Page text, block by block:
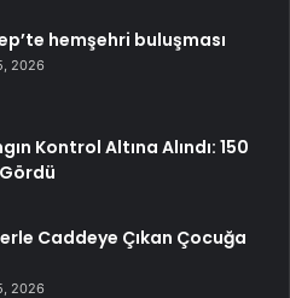
hemşehri buluşması
2026
Kontrol Altına Alındı: 150
Caddeye Çıkan Çocuğa
2026